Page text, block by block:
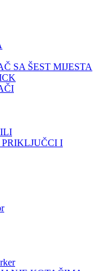
SA ŠEST MIJESTA
I